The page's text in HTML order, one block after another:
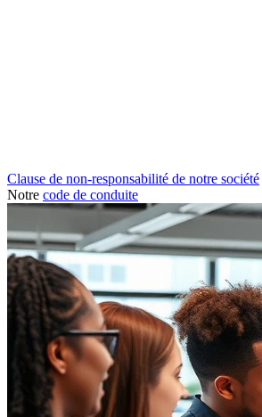
Clause de non-responsabilité de notre société
Notre code de conduite